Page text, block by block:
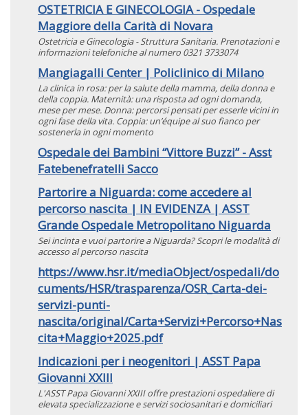
OSTETRICIA E GINECOLOGIA - Ospedale
Maggiore della Carità di Novara
Ostetricia e Ginecologia - Struttura Sanitaria. Prenotazioni e
informazioni telefoniche al numero 0321 3733074
Mangiagalli Center | Policlinico di Milano
La clinica in rosa: per la salute della mamma, della donna e
della coppia. Maternità: una risposta ad ogni domanda,
mese per mese. Donna: percorsi pensati per esserle vicini in
ogni fase della vita. Coppia: un’équipe al suo fianco per
sostenerla in ogni momento
Ospedale dei Bambini “Vittore Buzzi” - Asst
Fatebenefratelli Sacco
Partorire a Niguarda: come accedere al
percorso nascita | IN EVIDENZA | ASST
Grande Ospedale Metropolitano Niguarda
Sei incinta e vuoi partorire a Niguarda? Scopri le modalità di
accesso al percorso nascita
https://www.hsr.it/mediaObject/ospedali/do
cuments/HSR/trasparenza/OSR_Carta-dei-
servizi-punti-
nascita/original/Carta+Servizi+Percorso+Nas
cita+Maggio+2025.pdf
Indicazioni per i neogenitori | ASST Papa
Giovanni XXIII
L'ASST Papa Giovanni XXIII offre prestazioni ospedaliere di
elevata specializzazione e servizi sociosanitari e domiciliari